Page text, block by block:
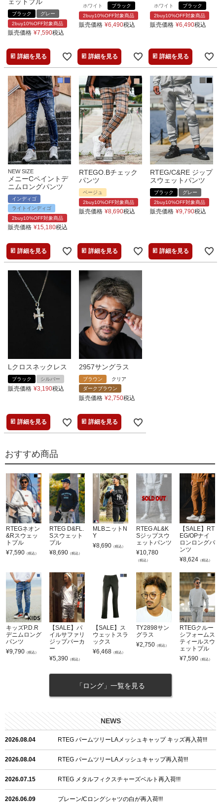
ブラック
グレー
2buy10%OFF対象商品
販売価格 ¥7,590税込
詳細を見る
ホワイト
ブラック
2buy10%OFF対象商品
販売価格 ¥6,490税込
詳細を見る
ホワイト
ブラック
2buy10%OFF対象商品
販売価格 ¥6,490税込
詳細を見る
NEW SIZE
メニーCペイントデ
ニムロングパンツ
インディゴ
ライトインディゴ
2buy10%OFF対象商品
販売価格 ¥15,180税込
詳細を見る
RTEGO.Bチェック
パンツ
ベージュ
2buy10%OFF対象商品
販売価格 ¥8,690税込
詳細を見る
RTEG/C&RE ジップ
スウェットパンツ
ブラック
グレー
2buy10%OFF対象商品
販売価格 ¥9,790税込
詳細を見る
Lクロスネックレス
ブラック シルバー
販売価格 ¥3,190税込
詳細を見る
2957サングラス
ブラウン
クリア
ダークブラウン
販売価格 ¥2,750税込
詳細を見る
おすすめ商品
RTEGネオン
&Rスウェッ
トプル
¥7,590 （税込）
RTEG D&FL.
Sスウェット
プル
¥8,690 （税込）
MLBニットN
Y
¥8,690 （税込）
RTEG AL&K
Sジップスウ
ェットパンツ
¥10,780
（税込）
【SALE】RT
EG/OPナイ
ロンロングパ
ンツ
¥8,624 （税込）
キッズP.D.R
デニムロング
パンツ
¥9,790 （税込）
【SALE】パ
イルサファリ
ジップパーカ
ー
¥5,390 （税込）
【SALE】ス
ウェットスラ
ックス
¥6,468 （税込）
TY2898サン
グラス
¥2,750 （税込）
RTEGクルー
シフォームス
ティールスウ
ェットプル
¥7,590 （税込）
「ロング」一覧を見る
NEWS
2026.08.04 RTEG パームツリーLAメッシュキャップ キッズ再入荷!!!
2026.08.04 RTEG パームツリーLAメッシュキャップ再入荷!!!
2026.07.15 RTEG メタルフィクスチャーズベルト再入荷!!!
2026.06.09 プレーン/Cロングシャツの白が再入荷!!!